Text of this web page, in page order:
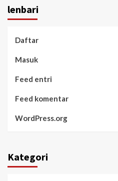
lenbari
Daftar
Masuk
Feed entri
Feed komentar
WordPress.org
Kategori